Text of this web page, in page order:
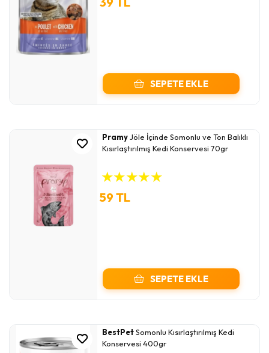
SEPETE EKLE
PramyJöle İçinde Somonlu ve Ton Balıklı
Kısırlaştırılmış Kedi Konservesi 70gr
★★★★★
59 TL
SEPETE EKLE
BestPetSomonlu Kısırlaştırılmış Kedi
Konservesi 400gr